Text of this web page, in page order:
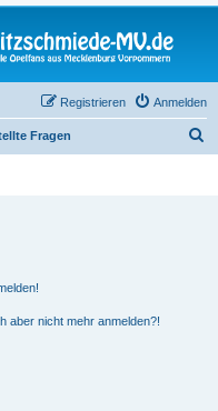
Anmelden
Registrieren
Fragen
aber nicht mehr anmelden?!